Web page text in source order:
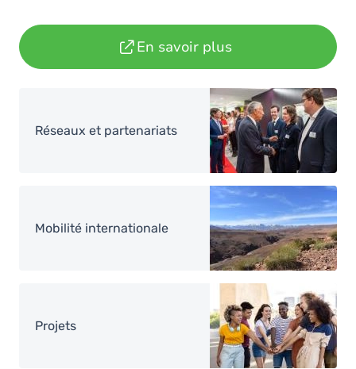
En savoir plus
Image
Réseaux et partenariats
Image
Mobilité internationale
Projets